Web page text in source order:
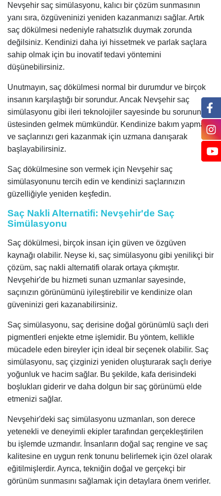
Nevşehir saç simülasyonu, kalıcı bir çözüm sunmasının
yanı sıra, özgüveninizi yeniden kazanmanızı sağlar. Artık
saç dökülmesi nedeniyle rahatsızlık duymak zorunda
değilsiniz. Kendinizi daha iyi hissetmek ve parlak saçlara
sahip olmak için bu inovatif tedavi yöntemini
düşünebilirsiniz.
Unutmayın, saç dökülmesi normal bir durumdur ve birçok
insanın karşılaştığı bir sorundur. Ancak Nevşehir saç
simülasyonu gibi ileri teknolojiler sayesinde bu sorunun
üstesinden gelmek mümkündür. Kendinize bakım yapmak
ve saçlarınızı geri kazanmak için uzmana danışarak
başlayabilirsiniz.
Saç dökülmesine son vermek için Nevşehir saç
simülasyonunu tercih edin ve kendinizi saçlarınızın
güzelliğiyle yeniden keşfedin.
Saç Nakli Alternatifi: Nevşehir'de Saç
Simülasyonu
Saç dökülmesi, birçok insan için güven ve özgüven
kaynağı olabilir. Neyse ki, saç simülasyonu gibi yenilikçi bir
çözüm, saç nakli alternatifi olarak ortaya çıkmıştır.
Nevşehir'de bu hizmeti sunan uzmanlar sayesinde,
saçınızın görünümünü iyileştirebilir ve kendinize olan
güveninizi geri kazanabilirsiniz.
Saç simülasyonu, saç derisine doğal görünümlü saçlı deri
pigmentleri enjekte etme işlemidir. Bu yöntem, kellikle
mücadele eden bireyler için ideal bir seçenek olabilir. Saç
simülasyonu, saç çizginizi yeniden oluşturarak saçlı deriye
yoğunluk ve hacim sağlar. Bu şekilde, kafa derisindeki
boşlukları giderir ve daha dolgun bir saç görünümü elde
etmenizi sağlar.
Nevşehir'deki saç simülasyonu uzmanları, son derece
yetenekli ve deneyimli ekipler tarafından gerçekleştirilen
bu işlemde uzmandır. İnsanların doğal saç rengine ve saç
kalitesine en uygun renk tonunu belirlemek için özel olarak
eğitilmişlerdir. Ayrıca, tekniğin doğal ve gerçekçi bir
görünüm sunmasını sağlamak için detaylara önem verirler.